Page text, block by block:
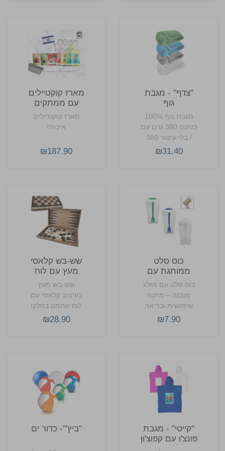
"צדף" - מגבת
גוף
מגבת גוף 100%
כותנה 380 גרם עם
/ בלי עיטור 380
גרם למטר
₪31.40
מארז קוקטיילים
עם ממתקים
מארז קוקטיילים
איכותי
₪187.90
כוס סלט
ממותגת עם
מזלג מובנה
כוס סלט עם מזלג
מובנה – מתנה
שימושית ובריאה
לעובדים.
₪7.90
שש-בש קלאסי
מעץ עם לוח
שחמט מתקפל
שש-בש מעץ
בעיצוב קלאסי עם
לוח שחמט בחלקו
החיצוני.
₪28.90
"קייטי" - מגבת
פונצ'ו עם קפוצ'ון
לילדים
"ביץ'"- כדור ים